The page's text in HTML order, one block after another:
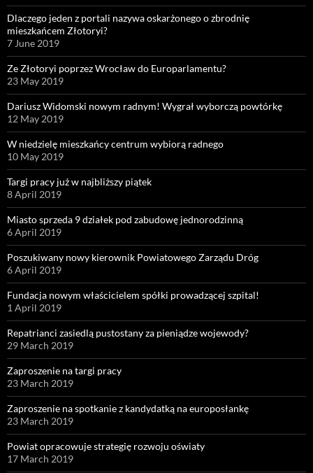
Dlaczego jeden z portali nazywa oskarżonego o zbrodnię
mieszkańcem Złotoryi?
7 June 2019
Ze Złotoryi poprzez Wrocław do Europarlamentu?
23 May 2019
Dariusz Widomski nowym radnym! Wygrał wyborczą powtórkę
12 May 2019
W niedzielę mieszkańcy centrum wybiorą radnego
10 May 2019
Targi pracy już w najbliższy piątek
8 April 2019
Miasto sprzeda 9 działek pod zabudowę jednorodzinną
6 April 2019
Poszukiwany nowy kierownik Powiatowego Zarządu Dróg
6 April 2019
Fundacja nowym właścicielem spółki prowadzącej szpital!
1 April 2019
Repatrianci zasiedlą pustostany za pieniądze wojewody?
29 March 2019
Zaproszenie na targi pracy
23 March 2019
Zaproszenie na spotkanie z kandydatką na europosłankę
23 March 2019
Powiat opracowuje strategię rozwoju oświaty
17 March 2019